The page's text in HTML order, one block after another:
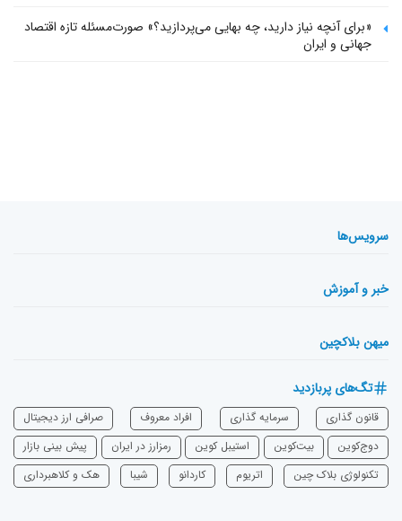
«برای آنچه نیاز دارید، چه بهایی می‌پردازید؟» صورت‌مسئله تازه اقتصاد
جهانی و ایران
سرویس‌ها
خبر و آموزش
میهن بلاکچین
تگ‌های پربازدید
قانون گذاری سرمایه‌ گذاری افراد معروف
صرافی ارز دیجیتال
دوج‌کوین
بیت‌کوین استیبل کوین رمزارز در ایران
پیش بینی بازار
تکنولوژی بلاک چین
اتریوم ‌کاردانو شیبا هک و کلاهبرداری